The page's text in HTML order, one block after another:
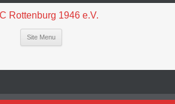
Site Menu